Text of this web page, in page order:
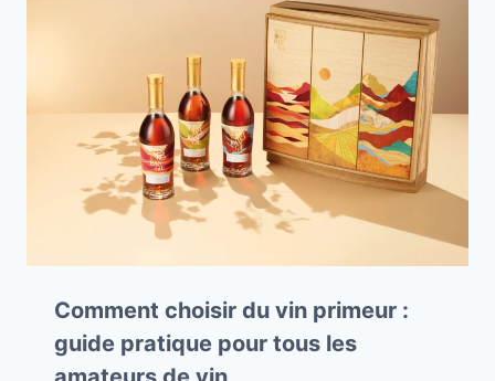
Comment choisir du vin primeur :
guide pratique pour tous les